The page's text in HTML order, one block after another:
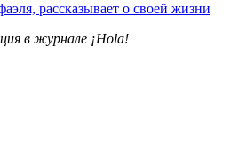
рассказывает о своей жизни
в журнале ¡Hola!